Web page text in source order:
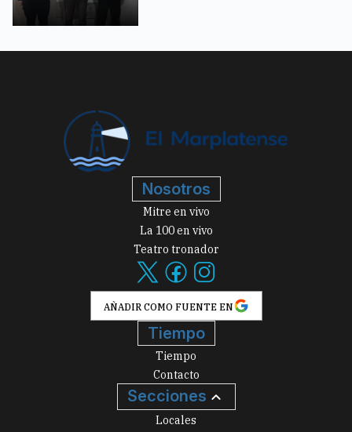
Nosotros
Mitre en vivo
La 100 en vivo
Teatro tronador
AÑADIR COMO FUENTE EN
Tiempo
Tiempo
Contacto
Secciones
Locales